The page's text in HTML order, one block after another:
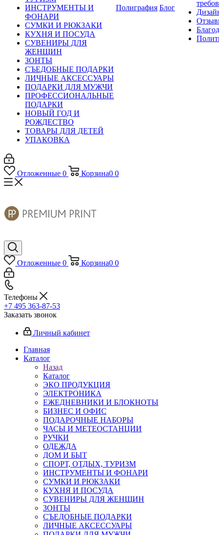
ИНСТРУМЕНТЫ И
ФОНАРИ
СУМКИ И РЮКЗАКИ
КУХНЯ И ПОСУДА
СУВЕНИРЫ ДЛЯ
ЖЕНЩИН
ЗОНТЫ
СЪЕДОБНЫЕ ПОДАРКИ
ЛИЧНЫЕ АКСЕССУАРЫ
ПОДАРКИ ДЛЯ МУЖЧИ
ПРОФЕССИОНАЛЬНЫЕ
ПОДАРКИ
НОВЫЙ ГОД И
РОЖДЕСТВО
ТОВАРЫ ДЛЯ ДЕТЕЙ
УПАКОВКА
Полиграфия Блог
Отложенные 0 Корзина0 0
Отложенные 0 Корзина0 0
Телефоны
+7 495 363-87-53
Заказать звонок
Личный кабинет
Главная
Каталог
Назад
Каталог
ЭКО ПРОДУКЦИЯ
ЭЛЕКТРОНИКА
ЕЖЕДНЕВНИКИ И БЛОКНОТЫ
БИЗНЕС И ОФИС
ПОДАРОЧНЫЕ НАБОРЫ
ЧАСЫ И МЕТЕОСТАНЦИИ
РУЧКИ
ОДЕЖДА
ДОМ И БЫТ
СПОРТ, ОТДЫХ, ТУРИЗМ
ИНСТРУМЕНТЫ И ФОНАРИ
СУМКИ И РЮКЗАКИ
КУХНЯ И ПОСУДА
СУВЕНИРЫ ДЛЯ ЖЕНЩИН
ЗОНТЫ
СЪЕДОБНЫЕ ПОДАРКИ
ЛИЧНЫЕ АКСЕССУАРЫ